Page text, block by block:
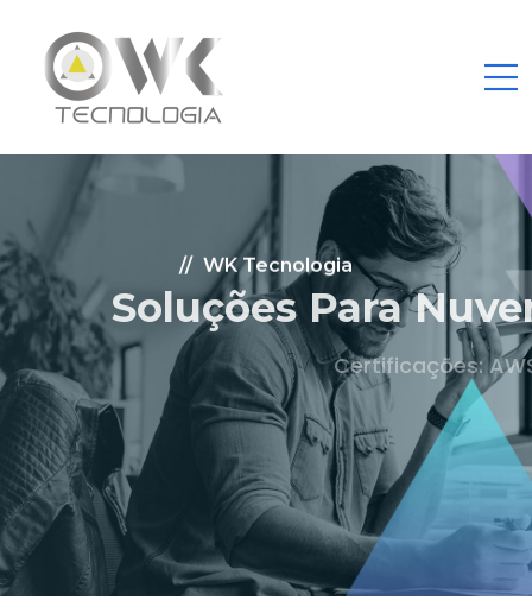
WK Tecnologia
Soluções Para Nuvem.
Certificações: AWS Partner, Microsoft Gold
Fale Conosco